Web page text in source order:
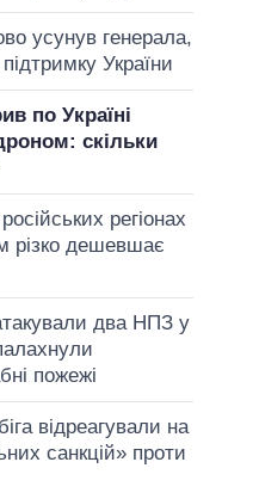
усунув генерала,
України
по Україні
скільки
регіонах
різко дешевшає
два НПЗ у
пожежі
відреагували на
санкцій» проти